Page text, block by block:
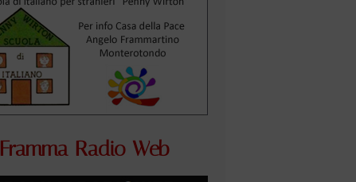
Framma Radio Web